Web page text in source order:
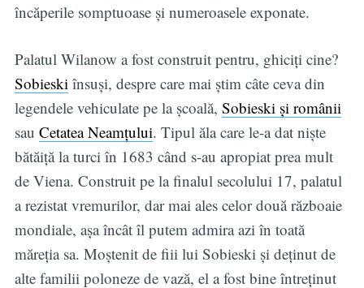
încăperile somptuoase și numeroasele exponate.
Palatul Wilanow a fost construit pentru, ghiciți cine?
Sobieskiînsuși, despre care mai știm câte ceva din
legendele vehiculate pe la școală, Sobieski și românii
sau Cetatea Neamțului. Tipul ăla care le-a dat niște
bătăiță la turci în 1683 când s-au apropiat prea mult
de Viena. Construit pe la finalul secolului 17, palatul
a rezistat vremurilor, dar mai ales celor două războaie
mondiale, așa încât îl putem admira azi în toată
măreția sa. Moștenit de fiii lui Sobieski și deținut de
alte familii poloneze de vază, el a fost bine întreținut